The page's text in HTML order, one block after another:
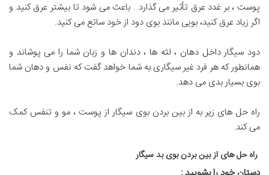
پوست ، بر غدد عرق تأثیر می گذارد . باعث می شود تا بیشتر عرق کنید و
اگر زیاد عرق کنید، بویی مانند بوی دود از خود ساتع می کنید.
دود سیگار داخل دهان ، لثه ها ، دندان ها و زبان شما را می پوشاند و
همانطور که هر فرد غیر سیگاری به شما خواهد گفت که نفس و دهان شما
بوی بسیار بدی می دهد.
راه حل های زیر به از بین بردن بوی سیگار از پوست ، مو و تنفس کمک
می کند.
راه حل های از بین بردن بوی بد سیگار